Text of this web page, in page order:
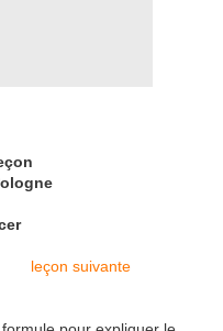
leçon suivante